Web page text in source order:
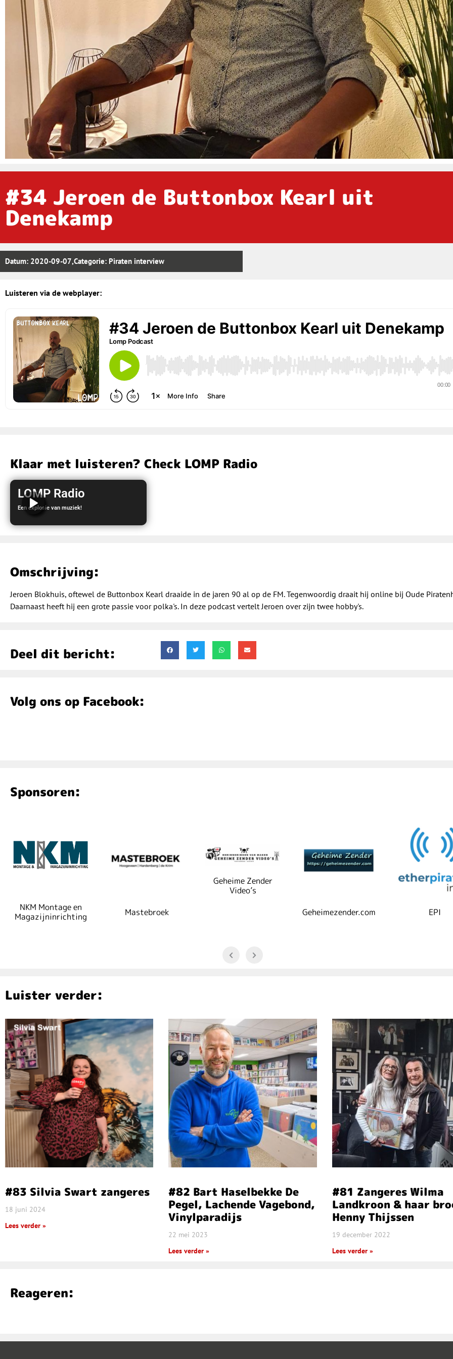
#34 Jeroen de Buttonbox Kearl uit
Denekamp
Datum: 2020-09-07,Categorie: Piraten interview
Luisteren via de webplayer:
Klaar met luisteren? Check LOMP Radio
LOMP Radio
Een explosie van muziek!
Omschrijving:
Jeroen Blokhuis, oftewel de Buttonbox Kearl draaide in de jaren 90 al op de FM. Tegenwoordig draait hij online bij Oude
Daarnaast heeft hij een grote passie voor polka's. In deze podcast vertelt Jeroen over zijn twee hobby's.
Deel dit bericht:
Volg ons op Facebook:
Sponsoren:
NKM Montage en
Magazijninrichting
Mastebroek
Geheime Zender
Video’s
Geheimezender.com
EPI
Luister verder:
#83 Silvia Swart zangeres
18 juni 2024
Lees verder »
#82 Bart Haselbekke De
Pegel, Lachende Vagebond,
Vinylparadijs
22 mei 2023
Lees verder »
#81 Zangeres Wilma
Landkroon & haar
Henny Thijssen
19 december 2022
Lees verder »
Reageren: